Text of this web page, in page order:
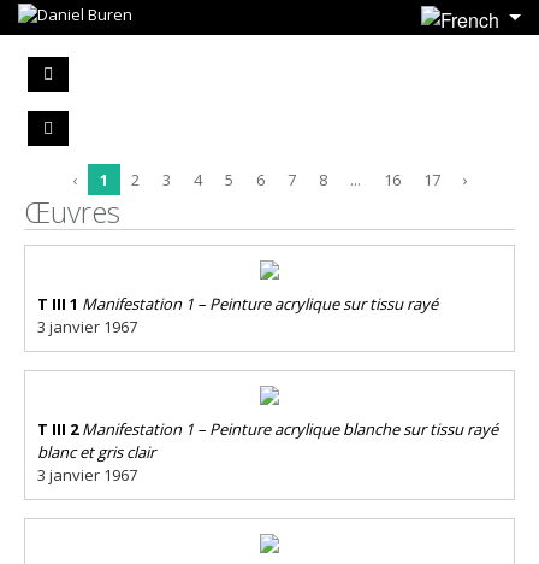
‹ 1 2 3 4 5 6 7 8 ... 16 17 ›
Œuvres
T III 1 Manifestation 1 – Peinture acrylique sur tissu rayé
3 janvier 1967
T III 2 Manifestation 1 – Peinture acrylique blanche sur tissu rayé
blanc et gris clair
3 janvier 1967